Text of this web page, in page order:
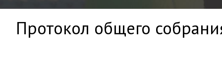
Протокол общего